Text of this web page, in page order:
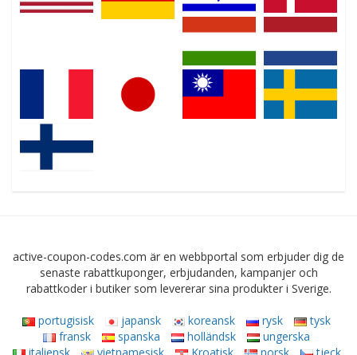
active-coupon-codes.com är en webbportal som erbjuder dig de
senaste rabattkuponger, erbjudanden, kampanjer och
rabattkoder i butiker som levererar sina produkter i Sverige.
portugisisk japansk koreansk rysk
tysk
fransk
spanska holländsk
ungerska